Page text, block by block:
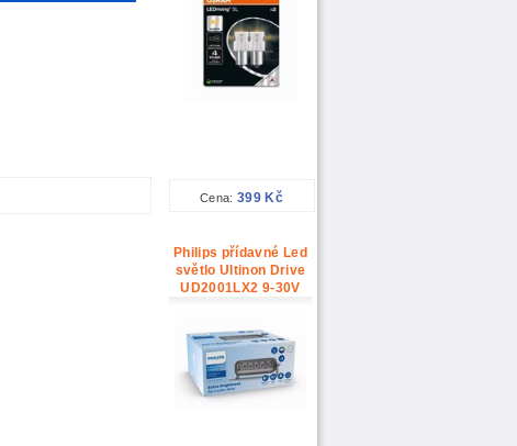
Cena: 399 Kč
Philips přídavné Led
světlo Ultinon Drive
UD2001LX2 9-30V